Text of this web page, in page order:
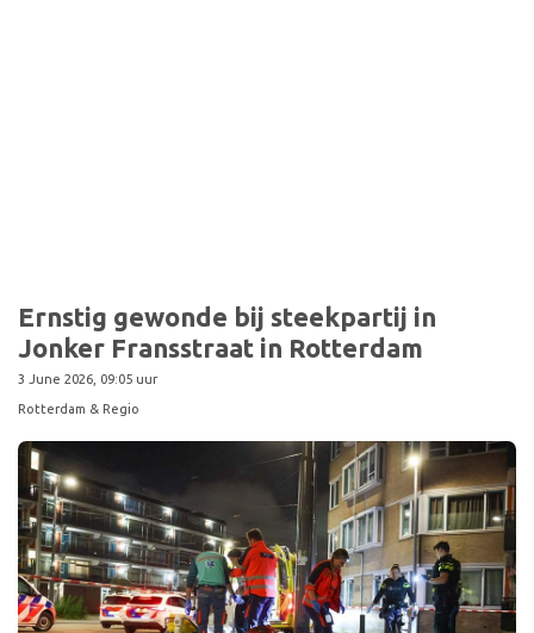
Ernstig gewonde bij steekpartij in
Jonker Fransstraat in Rotterdam
3 June 2026, 09:05 uur
Rotterdam & Regio